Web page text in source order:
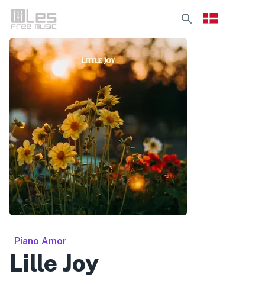
Piano Amor
Lille Joy